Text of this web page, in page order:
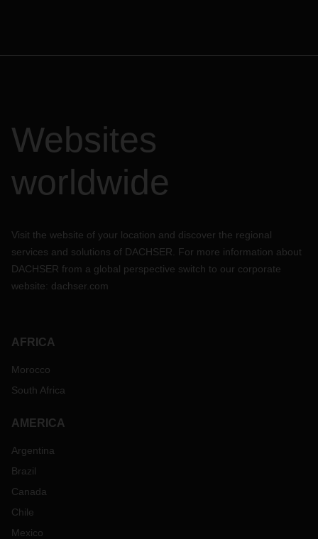
Websites
worldwide
Visit the website of your location and discover the regional
services and solutions of DACHSER. For more information about
DACHSER from a global perspective switch to our corporate
website: dachser.com
AFRICA
Morocco
South Africa
AMERICA
Argentina
Brazil
Canada
Chile
Mexico